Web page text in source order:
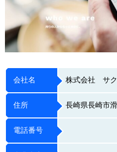
会社名 株式会社 サ
住所 長崎県長崎市
電話番号